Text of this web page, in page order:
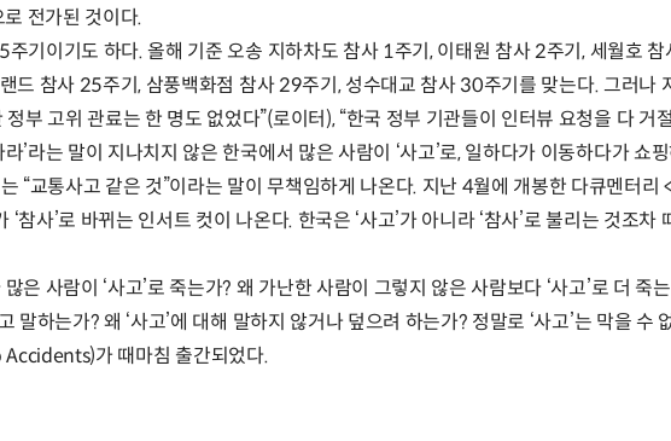
전가된 것이다.
기이기도 하다. 올해 기준 오송 지하차도 참사 1주기, 이태원 참사 2주기, 세월호
드 참사 25주기, 삼풍백화점 참사 29주기, 성수대교 참사 30주기를 맞는다. 그러나
부 고위 관료는 한 명도 없었다”(로이터), “한국 정부 기관들이 인터뷰 요청을 다 거
’라는 말이 지나치지 않은 한국에서 많은 사람이 ‘사고’로, 일하다가 이동하다가 쇼
“교통사고 같은 것”이라는 말이 무책임하게 나온다. 지난 4월에 개봉한 다큐멘터리
‘참사’로 바뀌는 인서트 컷이 나온다. 한국은 ‘사고’가 아니라 ‘참사’로 불리는 것조차
은 사람이 ‘사고’로 죽는가? 왜 가난한 사람이 그렇지 않은 사람보다 ‘사고’로 더 죽
말하는가? 왜 ‘사고’에 대해 말하지 않거나 덮으려 하는가? 정말로 ‘사고’는 막을 수
가 때마침 출간되었다.